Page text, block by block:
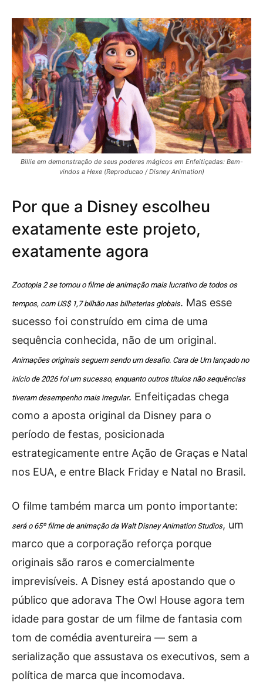
Billie em demonstração de seus poderes mágicos em Enfeitiçadas: Bem-
vindos a Hexe (Reproducao / Disney Animation)
Por que a Disney escolheu
exatamente este projeto,
exatamente agora
Zootopia 2 se tornou o filme de animação mais lucrativo de todos os
tempos, com US$ 1,7 bilhão nas bilheterias globais. Mas esse
sucesso foi construído em cima de uma
sequência conhecida, não de um original.
Animações originais seguem sendo um desafio. Cara de Um lançado no
início de 2026 foi um sucesso, enquanto outros títulos não sequências
tiveram desempenho mais irregular. Enfeitiçadas chega
como a aposta original da Disney para o
período de festas, posicionada
estrategicamente entre Ação de Graças e Natal
nos EUA, e entre Black Friday e Natal no Brasil.
O filme também marca um ponto importante:
será o 65º filme de animação da Walt Disney Animation Studios, um
marco que a corporação reforça porque
originais são raros e comercialmente
imprevisíveis. A Disney está apostando que o
público que adorava The Owl House agora tem
idade para gostar de um filme de fantasia com
tom de comédia aventureira — sem a
serialização que assustava os executivos, sem a
política de marca que incomodava.